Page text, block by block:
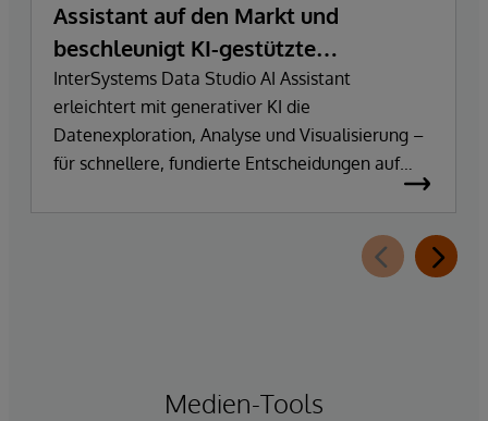
Assistant auf den Markt und
beschleunigt KI-gestützte
Datenexploration und
Erkenntnisgewinnung
InterSystems Data Studio AI Assistant
erleichtert mit generativer KI die
Datenexploration, Analyse und Visualisierung –
für schnellere, fundierte Entscheidungen auf
Basis vertrauenswürdiger Unternehmensdaten.
Medien-Tools